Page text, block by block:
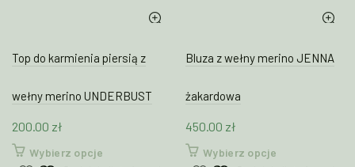
Top do karmienia piersią z
wełny merino UNDERBUST
200.00 zł
Wybierz opcjeTen
Bluza z wełny merino JENNA
żakardowa
450.00 zł
Wybierz opcjeTen